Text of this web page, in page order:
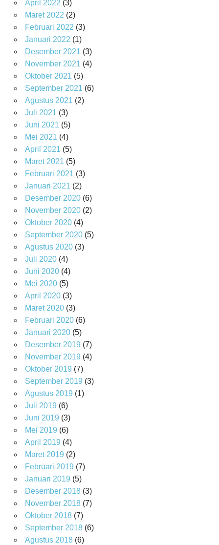
April 2022 (3)
Maret 2022 (2)
Februari 2022 (3)
Januari 2022 (1)
Desember 2021 (3)
November 2021 (4)
Oktober 2021 (5)
September 2021 (6)
Agustus 2021 (2)
Juli 2021 (3)
Juni 2021 (5)
Mei 2021 (4)
April 2021 (5)
Maret 2021 (5)
Februari 2021 (3)
Januari 2021 (2)
Desember 2020(6)
November 2020(2)
Oktober 2020(4)
September 2020(5)
Agustus 2020(3)
Juli 2020(4)
Juni 2020(4)
Mei 2020(5)
April 2020(3)
Maret 2020(3)
Februari 2020(6)
Januari 2020(5)
Desember 2019 (7)
November 2019 (4)
Oktober 2019 (7)
September 2019 (3)
Agustus 2019 (1)
Juli 2019 (6)
Juni 2019 (3)
Mei 2019 (6)
April 2019 (4)
Maret 2019 (2)
Februari 2019 (7)
Januari 2019 (5)
Desember 2018(3)
November 2018(7)
Oktober 2018(7)
September 2018(6)
Agustus 2018(6)